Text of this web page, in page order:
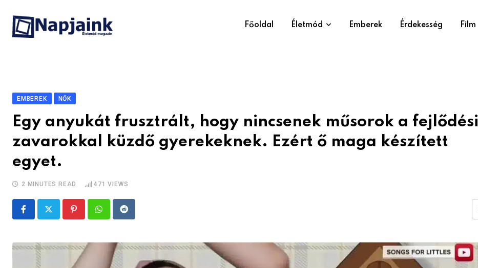
content
Főoldal Életmód Emberek Érdekesség Film
EMBEREK NŐK
Egy anyukát frusztrált, hogy nincsenek műsorok a fejlődési
zavarokkal küzdő gyerekeknek. Ezért ő maga készített
egyet.
2 MINUTES READ 471 VIEWS
PinterestWhatsappReddit